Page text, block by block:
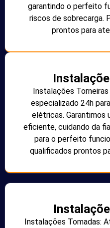
garantindo o perfeito
riscos de sobrecarga.
prontos para
Instalações
especializado 24h
elétricas. Garantimos
eficiente, cuidando da
para o perfeito
qualificados prontos
Instalações Tomadas: